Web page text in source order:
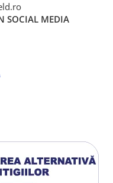
SOCIAL MEDIA